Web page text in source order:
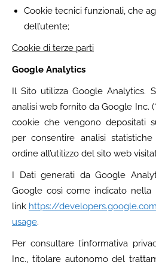
Cookie tecnici funzionali, che
dell’utente;
Cookie di terze parti
Google Analytics
Il Sito utilizza Google Analytics.
analisi web fornito da Google Inc.
cookie che vengono depositati
per consentire analisi
ordine all’utilizzo del sito web
I Dati generati da Google
Google così come indicato nella
link https://
usage.
Per consultare l’informativa
Inc., titolare autonomo del